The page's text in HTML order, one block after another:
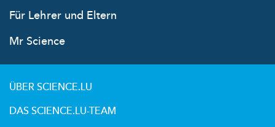
Für Lehrer und Eltern
Mr Science
ÜBER SCIENCE.LU
DAS SCIENCE.LU-TEAM